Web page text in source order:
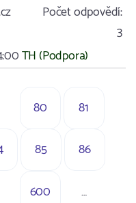
Počet odpovědí:
3
TH (Podpora)
80 81
85 86
600 …